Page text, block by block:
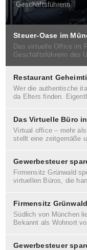
Geschäftsführerin
Steuer-Oase im
Das virtuelle Office im
Geschäftsführerin des
Restaurant
Wer die authentische
da Elters finden.
Das Virtuelle Büro
Virtual office – mehr
stellt eine zeitgemäße
Firmensitz Grünwald
virtuellen Büros, die
Südlich von München
Bekannt als Wohnort